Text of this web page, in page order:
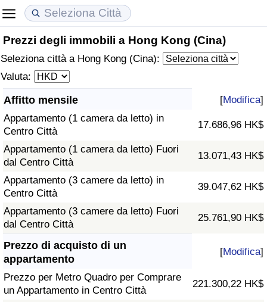
Prezzi degli immobili a Hong Kong (Cina)
Seleziona città a Hong Kong (Cina):
Valuta:
Affitto mensile [Modifica]
Appartamento (1 camera da letto) in
Centro Città
17.686,96 HK$
Appartamento (1 camera da letto) Fuori
dal Centro Città
13.071,43 HK$
Appartamento (3 camere da letto) in
Centro Città
39.047,62 HK$
Appartamento (3 camere da letto) Fuori
dal Centro Città
25.761,90 HK$
Prezzo di acquisto di un
appartamento
[Modifica]
Prezzo per Metro Quadro per Comprare
un Appartamento in Centro Città
221.300,22 HK$
Costo della vita
Indice Del Costo Della Vita (corrente)
Indice Del Costo Della Vita
Indice del Costo della Vita per Nazione
ad Aqaba
Prezzi degli immobili
Indice del Prezzo delle Case (Corrente)
Indice del Prezzo delle Case
Indice del Prezzo delle Case per Nazione
Qualità della Vita
Indice della Qualità della Vita
Indice della Qualità della Vita (Corrente)
Indice della qualità della vita per Paese
Criminalità
Indice del Tasso di Criminalità (Corrente)
Indice della Criminalità
Indice di criminalità per paese
Assistenza Sanitaria